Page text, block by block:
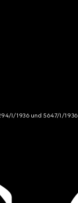
I/1936 und 5647/I/1936